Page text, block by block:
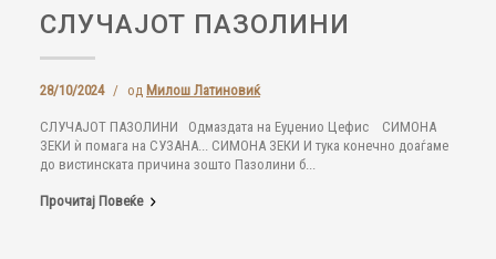
СЛУЧАЈОТ ПАЗОЛИНИ
28/10/2024 / од Милош Латиновиќ
СЛУЧАЈОТ ПАЗОЛИНИ Одмаздата на Еуџенио Цефис СИМОНА
ЗЕКИ ѝ помага на СУЗАНА... СИМОНА ЗЕКИ И тука конечно доаѓаме
до вистинската причина зошто Пазолини б...
Прочитај Повеќе